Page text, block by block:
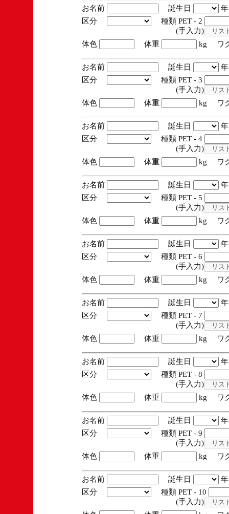
お名前 誕生日
区分
種類 PET - 2
(手入力)
体色
体重 kg ワ
お名前 誕生日
区分
種類 PET - 3
(手入力)
体色
体重 kg ワ
お名前 誕生日
区分
種類 PET - 4
(手入力)
体色
体重 kg ワ
お名前 誕生日
区分
種類 PET - 5
(手入力)
体色
体重 kg ワ
お名前 誕生日
区分
種類 PET - 6
(手入力)
体色
体重 kg ワ
お名前 誕生日
区分
種類 PET - 7
(手入力)
体色
体重 kg ワ
お名前 誕生日
区分
種類 PET - 8
(手入力)
体色
体重 kg ワ
お名前 誕生日
区分
種類 PET - 9
(手入力)
体色
体重 kg ワ
お名前 誕生日
区分
種類 PET - 10
(手入力)